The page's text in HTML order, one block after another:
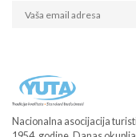
Nacionalna asocijacija